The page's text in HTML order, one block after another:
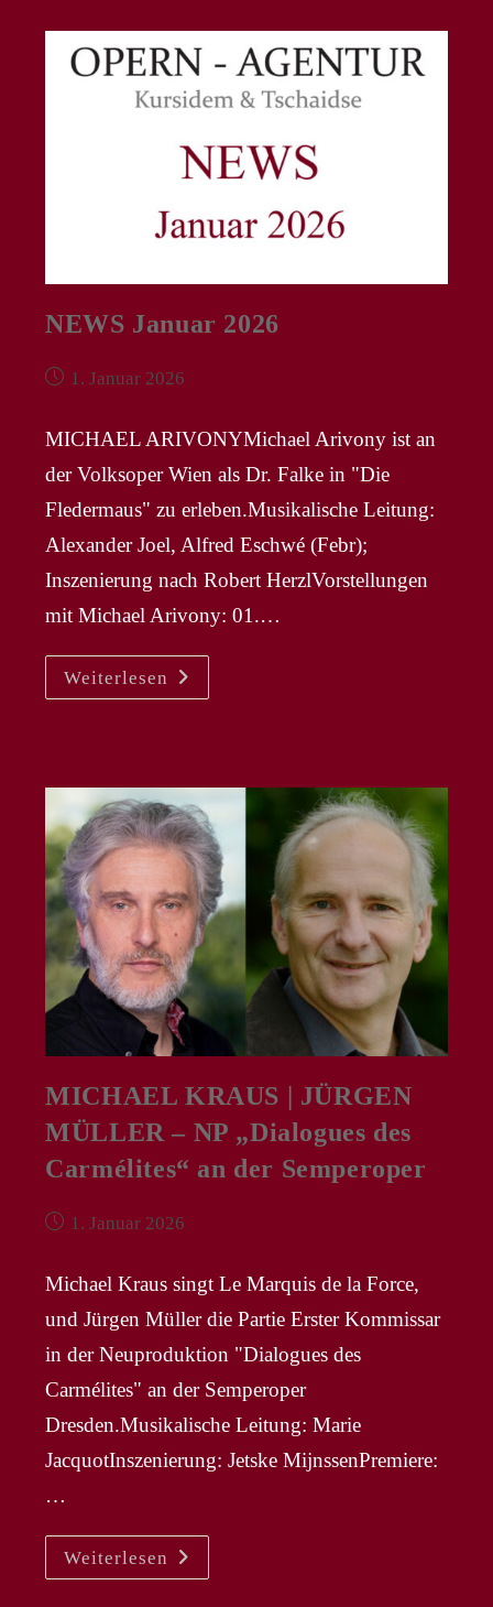
In
London
NEWS Januar 2026
Beitrag1. Januar 2026
MICHAEL ARIVONYMichael Arivony ist an
der Volksoper Wien als Dr. Falke in "Die
Fledermaus" zu erleben.Musikalische Leitung:
Alexander Joel, Alfred Eschwé (Febr);
Inszenierung nach Robert HerzlVorstellungen
mit Michael Arivony: 01.…
Weiterlesen NEWS
Januar
2026
MICHAEL KRAUS | JÜRGEN
MÜLLER – NP „Dialogues des
Carmélites“ an der Semperoper
Beitrag1. Januar 2026
Michael Kraus singt Le Marquis de la Force,
und Jürgen Müller die Partie Erster Kommissar
in der Neuproduktion "Dialogues des
Carmélites" an der Semperoper
Dresden.Musikalische Leitung: Marie
JacquotInszenierung: Jetske MijnssenPremiere:
…
Weiterlesen MICHAEL
KRAUS
|